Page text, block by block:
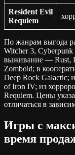
Resident Evil
Requiem
По жанрам выгода
Witcher 3, Cyberpunk
выживание — Rust,
Zomboid; в
Deep Rock Galactic;
of Iron IV; из
Requiem. Цены
отличаться в
Игры с
время